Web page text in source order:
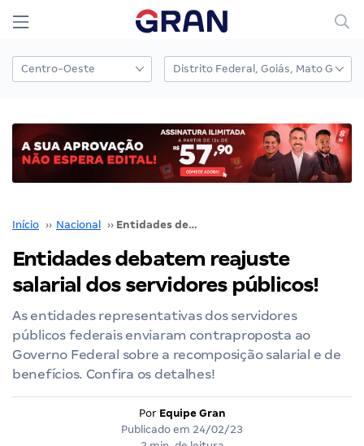
Início ›› Nacional ›› Entidades debatem reajuste salarial dos servidores públicos!
Entidades debatem reajuste
salarial dos servidores públicos!
As entidades representativas dos servidores
públicos federais enviaram contraproposta ao
Governo Federal sobre a recomposição salarial e de
benefícios. Confira os detalhes!
Por Equipe Gran
Publicado em 24/02/23